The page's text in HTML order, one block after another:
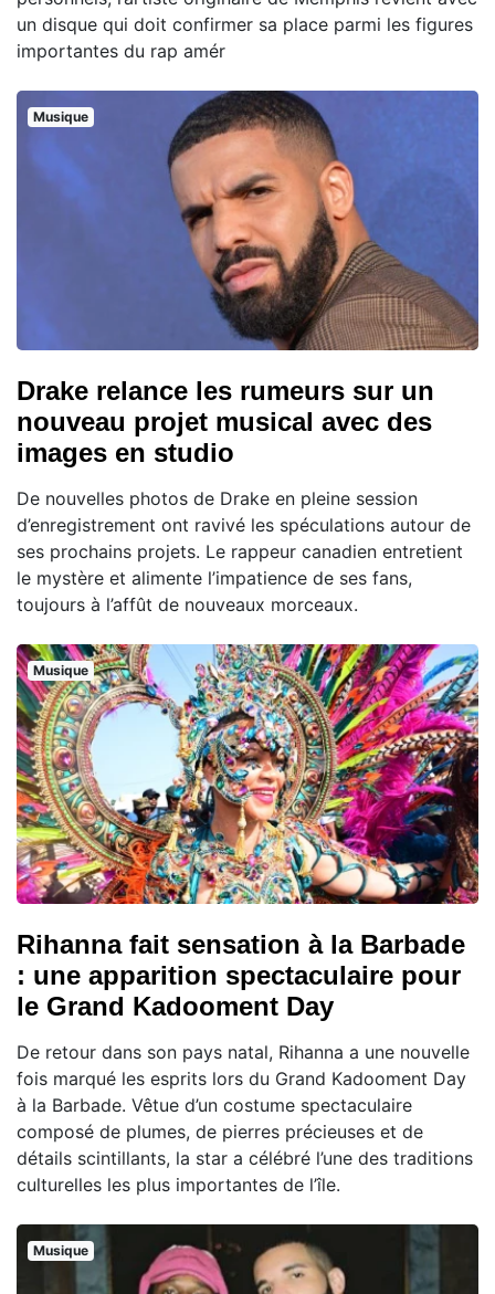
un disque qui doit confirmer sa place parmi les figures
importantes du rap amér
Musique
Drake relance les rumeurs sur un
nouveau projet musical avec des
images en studio
De nouvelles photos de Drake en pleine session
d’enregistrement ont ravivé les spéculations autour de
ses prochains projets. Le rappeur canadien entretient
le mystère et alimente l’impatience de ses fans,
toujours à l’affût de nouveaux morceaux.
Musique
Rihanna fait sensation à la Barbade
: une apparition spectaculaire pour
le Grand Kadooment Day
De retour dans son pays natal, Rihanna a une nouvelle
fois marqué les esprits lors du Grand Kadooment Day
à la Barbade. Vêtue d’un costume spectaculaire
composé de plumes, de pierres précieuses et de
détails scintillants, la star a célébré l’une des traditions
culturelles les plus importantes de l’île.
Musique